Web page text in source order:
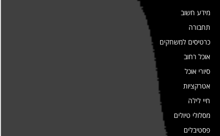
מידע חשוב
תחבורה
כרטיסים למשחקים
אוכל רחוב
סיורי אוכל
אטרקציות
חיי לילה
מסלולי טיולים
פסטיבלים